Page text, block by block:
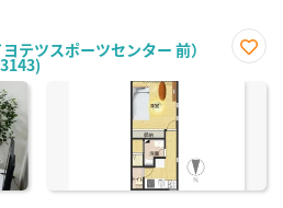
テツスポーツセンター 前）
に入